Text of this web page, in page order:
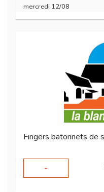
mercredi 12/08
Fingers batonnets de
-